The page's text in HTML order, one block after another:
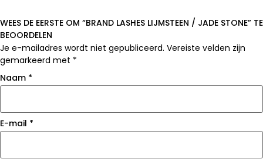
WEES DE EERSTE OM “BRAND LASHES LIJMSTEEN / JADE STONE” TE
BEOORDELEN
Je e-mailadres wordt niet gepubliceerd. Vereiste velden zijn
gemarkeerd met *
Naam *
E-mail *